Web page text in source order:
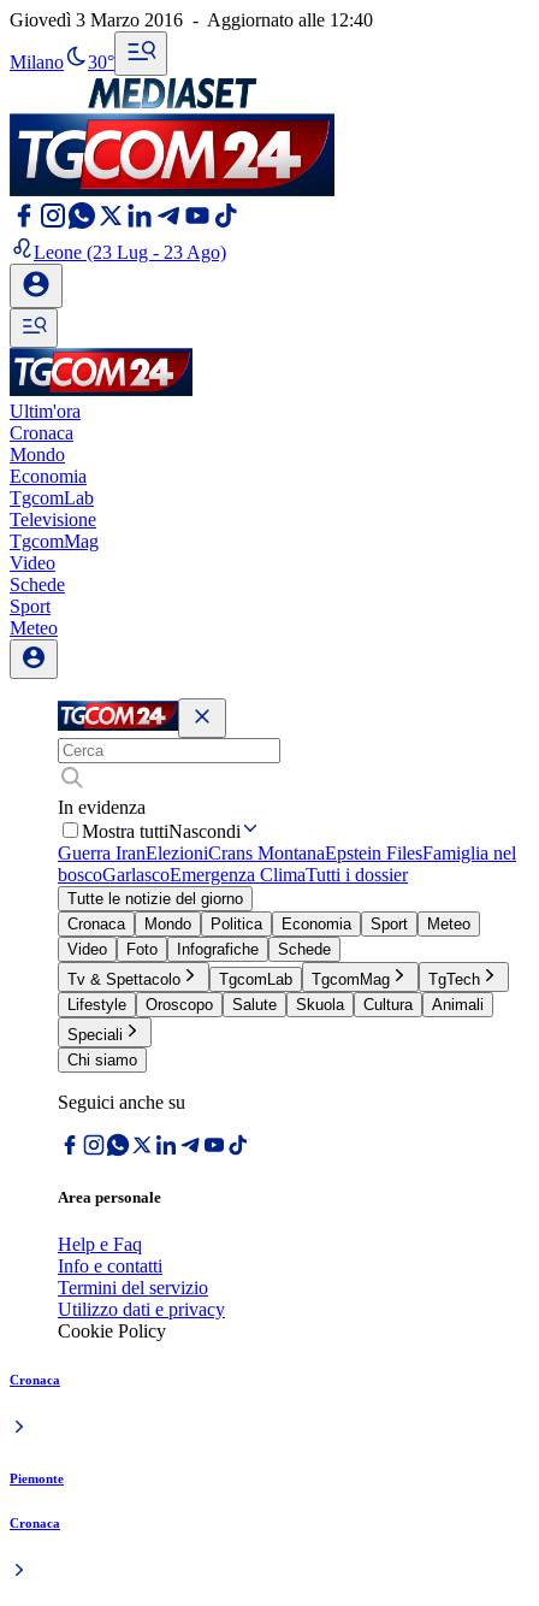
Giovedì 3 Marzo 2016 - Aggiornato alle 12:40
Milano 30°
Leone (23 Lug - 23 Ago)
Ultim'ora
Cronaca
Mondo
Economia
TgcomLab
Televisione
TgcomMag
Video
Schede
Sport
Meteo
In evidenza
Mostra tuttiNascondi
Guerra IranElezioniCrans MontanaEpstein FilesFamiglia nel
boscoGarlascoEmergenza ClimaTutti i dossier
Tutte le notizie del giorno
Cronaca
Mondo Politica Economia Sport
Meteo
Video
Foto Infografiche
Schede
Tv & Spettacolo
TgcomLab TgcomMag
TgTech
Lifestyle
Oroscopo Salute Skuola Cultura
Animali
Speciali
Chi siamo
Seguici anche su
Area personale
Help e Faq
Info e contatti
Termini del servizio
Utilizzo dati e privacy
Cookie Policy
Cronaca
Piemonte
Cronaca